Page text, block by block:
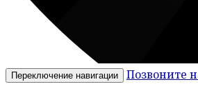
Переключение навигации
Позвоните